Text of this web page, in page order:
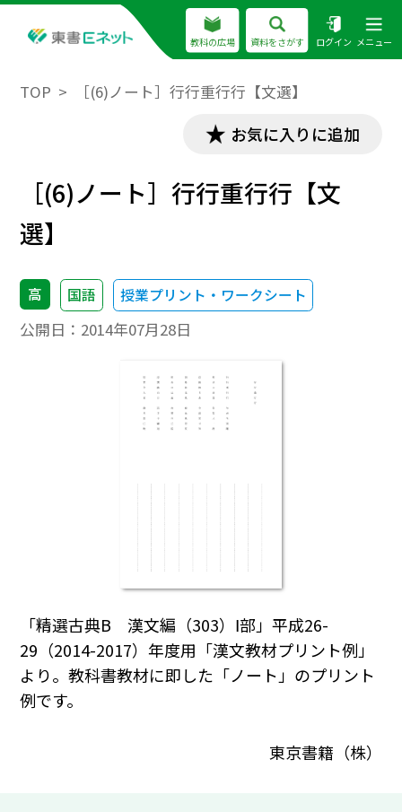
教科の広場 資料をさがす ログイン メニュー
TOP ［(6)ノート］行行重行行【文選】
お気に入りに追加
［(6)ノート］行行重行行【文
選】
高 国語 授業プリント・ワークシート
公開日： 2014年07月28日
「精選古典B 漢文編（303）Ⅰ部」平成26-
29（2014-2017）年度用「漢文教材プリント例」
より。教科書教材に即した「ノート」のプリント
例です。
東京書籍（株）